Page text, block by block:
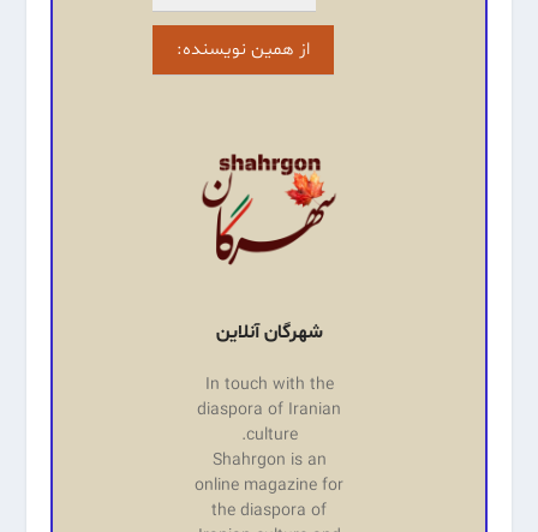
از همین نویسنده:
شهرگان آنلاین
In touch with the
diaspora of Iranian
culture.
Shahrgon is an
online magazine for
the diaspora of